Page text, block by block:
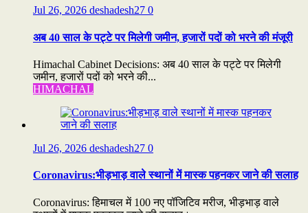
Jul 26, 2026 deshadesh27 0
अब 40 साल के पट्टे पर मिलेगी जमीन, हजारों पदों को भरने की मंजूरी
Himachal Cabinet Decisions: अब 40 साल के पट्टे पर मिलेगी
जमीन, हजारों पदों को भरने की...
HIMACHAL
Jul 26, 2026 deshadesh27 0
Coronavirus:भीड़भाड़ वाले स्थानों में मास्क पहनकर जाने की सलाह
Coronavirus: हिमाचल में 100 नए पॉजिटिव मरीज, भीड़भाड़ वाले